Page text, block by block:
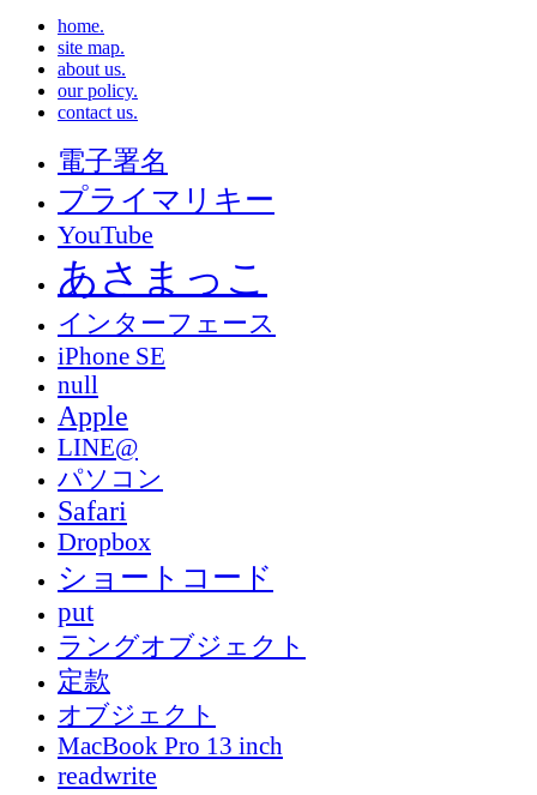
home.
site map.
about us.
our policy.
contact us.
電子署名
プライマリキー
YouTube
あさまっこ
インターフェース
iPhone SE
null
Apple
LINE@
パソコン
Safari
Dropbox
ショートコード
put
ラングオブジェクト
定款
オブジェクト
MacBook Pro 13 inch
readwrite